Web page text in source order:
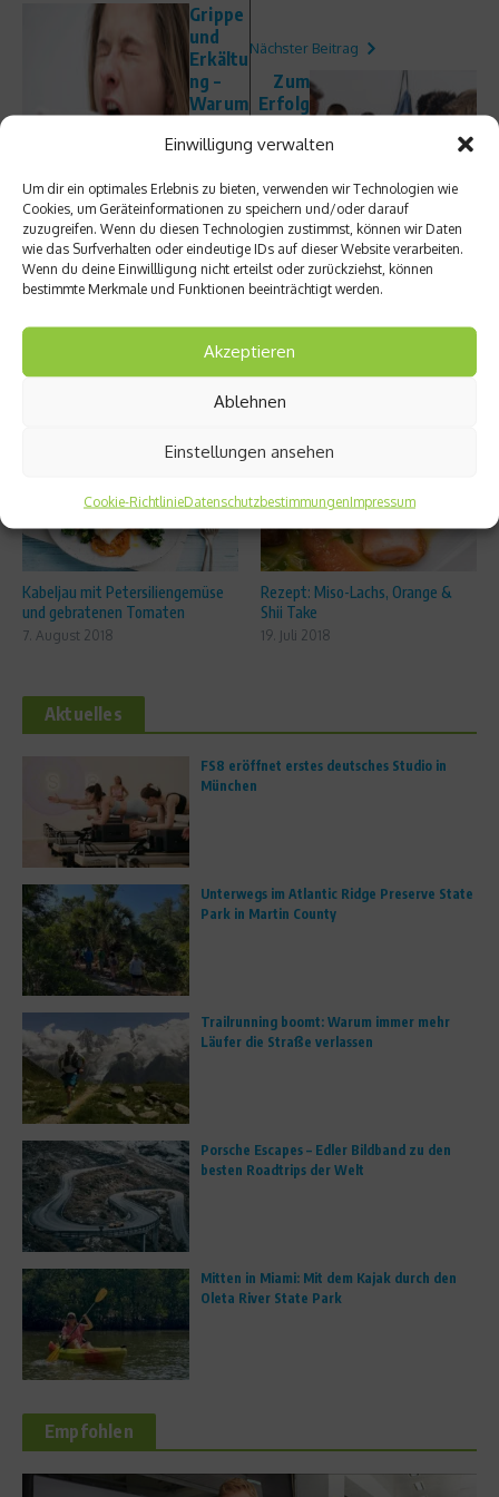
Einwilligung verwalten
Um dir ein optimales Erlebnis zu bieten, verwenden wir Technologien wie
Cookies, um Geräteinformationen zu speichern und/oder darauf
zuzugreifen. Wenn du diesen Technologien zustimmst, können wir Daten
wie das Surfverhalten oder eindeutige IDs auf dieser Website verarbeiten.
Wenn du deine Einwillligung nicht erteilst oder zurückziehst, können
bestimmte Merkmale und Funktionen beeinträchtigt werden.
Akzeptieren
Ablehnen
Einstellungen ansehen
Cookie-RichtlinieDatenschutzbestimmungenImpressum
Grippe
und
Erkältu
ng –
Warum
n D
ate
nutzlo
s sind
Nächster Beitrag
Zum
Erfolg
mmt –
ungsdr
uck im
Sport
Kabeljau mit Petersiliengemüse
und gebratenen Tomaten
7. August 2018
Rezept: Miso-Lachs, Orange &
Shii Take
19. Juli 2018
Aktuelles
FS8 eröffnet erstes deutsches Studio in
München
Unterwegs im Atlantic Ridge Preserve State
Park in Martin County
Trailrunning boomt: Warum immer mehr
Läufer die Straße verlassen
Porsche Escapes – Edler Bildband zu den
besten Roadtrips der Welt
Mitten in Miami: Mit dem Kajak durch den
Oleta River State Park
Empfohlen